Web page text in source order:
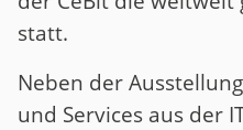
statt.
Neben der
und Services aus der